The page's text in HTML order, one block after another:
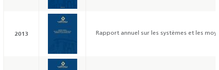
2013 Rapport annuel sur les systèmes et les